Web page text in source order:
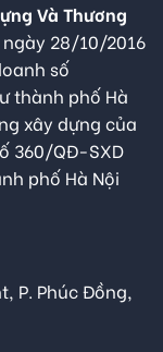
Và Thương
28/10/2016
số
thành phố Hà
xây dựng của
360/QĐ-SXD
phố Hà Nội
P. Phúc Đồng,